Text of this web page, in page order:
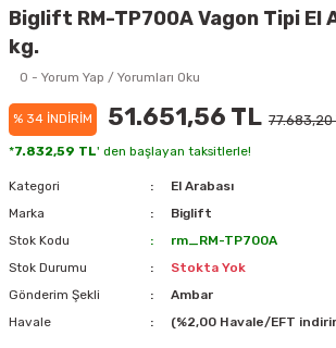
Biglift RM-TP700A Vagon Tipi El
kg.
0 - Yorum Yap / Yorumları Oku
% 34 İNDİRİM 51.651,56 TL 77.683,20
*7.832,59 TL' den başlayan taksitlerle!
Kategori
El Arabası
Marka
Biglift
Stok Kodu
rm_RM-TP700A
Stok Durumu
Stokta Yok
Gönderim Şekli
Ambar
Havale
(%2,00 Havale/EFT